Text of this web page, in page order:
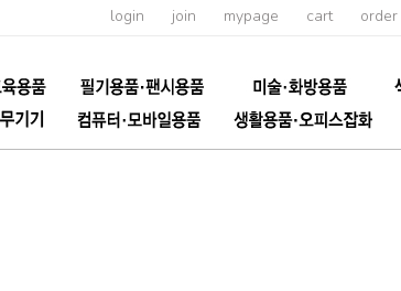
login join mypage cart order